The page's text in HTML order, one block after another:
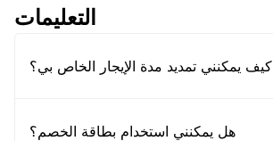
التعليمات
كيف يمكنني تمديد مدة الإيجار الخاص بي؟
هل يمكنني استخدام بطاقة الخصم؟